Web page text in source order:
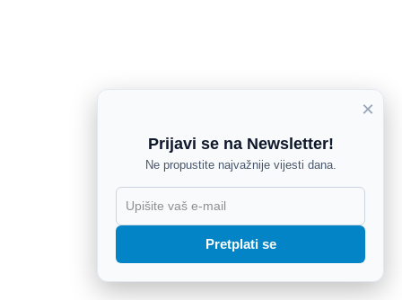
×
Prijavi se na Newsletter!
Ne propustite najvažnije vijesti dana.
Pretplati se